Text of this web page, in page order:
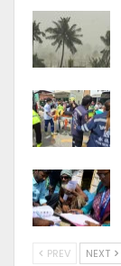
PREV NEXT